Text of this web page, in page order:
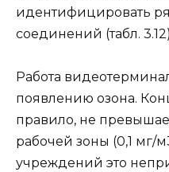
идентифицировать
соединений (табл.
Работа
появлению озона.
правило, не
рабочей зоны (0,1 мг/
учреждений это